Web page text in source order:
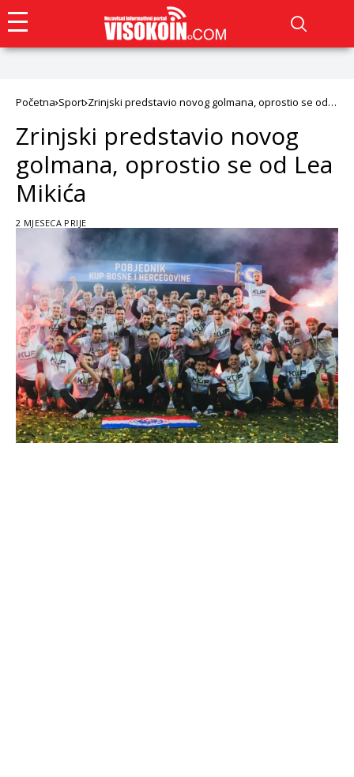
Početna Sport Zrinjski predstavio novog golmana, oprostio se od
Zrinjski predstavio novog
golmana, oprostio se od Lea
Mikića
2 MJESECA PRIJE